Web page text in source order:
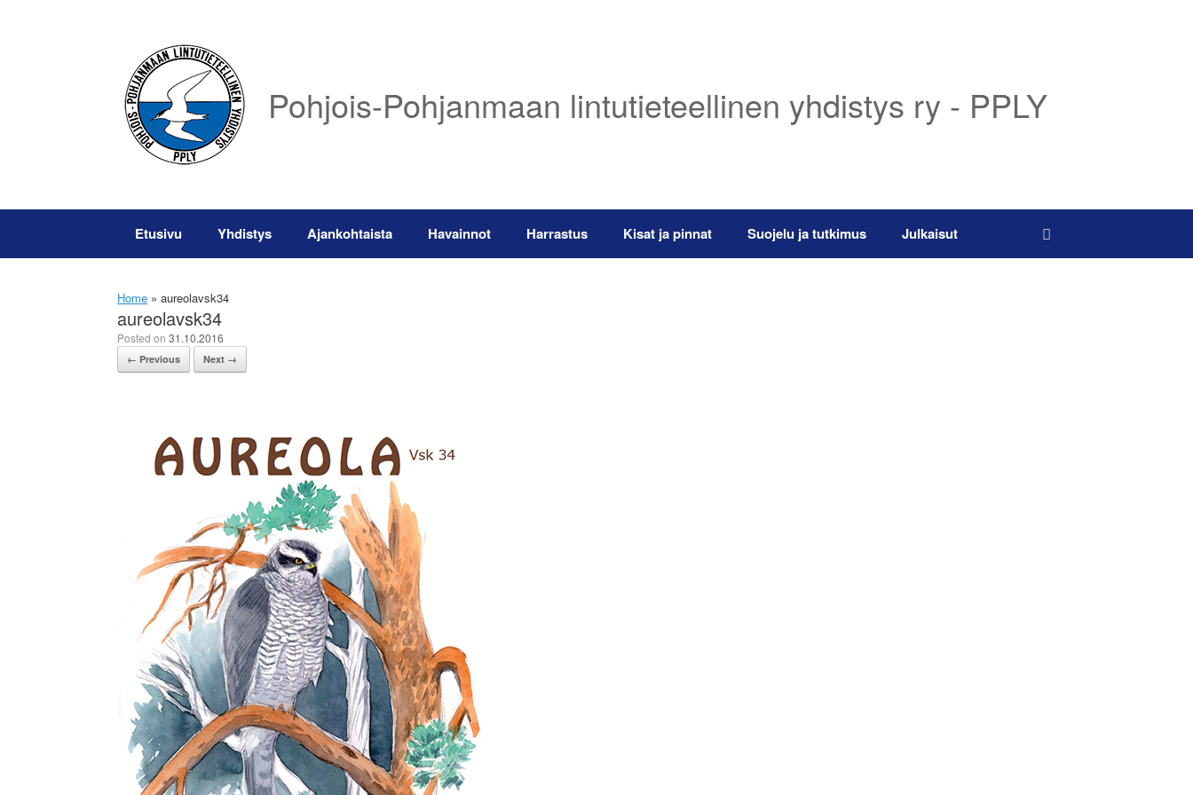
Pohjois-Pohjanmaan lintutieteellinen yhdistys ry - PPLY
Etusivu Yhdistys Ajankohtaista Havainnot Harrastus Kisat ja pinnat Suojelu ja tutkimus Julkaisut
Home » aureolavsk34
aureolavsk34
Posted on 31.10.2016
← Previous Next →